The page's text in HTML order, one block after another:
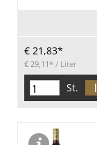
€ 21,83*
€ 29,11* / Liter
St.